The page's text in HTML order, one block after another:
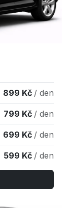
899 Kč / den
799 Kč / den
699 Kč / den
599 Kč / den